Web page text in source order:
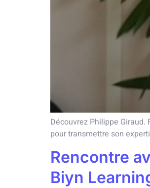
Découvrez Philippe
pour transmettre son
Rencontre
Biyn